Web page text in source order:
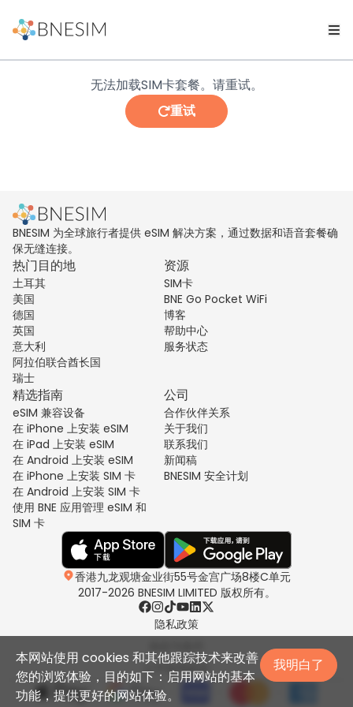
无法加载SIM卡套餐。请重试。
重试
BNESIM 为全球旅行者提供 eSIM 解决方案，通过数据和语音套餐确
保无缝连接。
热门目的地
土耳其
美国
德国
英国
意大利
阿拉伯联合酋长国
瑞士
资源
SIM卡
BNE Go Pocket WiFi
博客
帮助中心
服务状态
精选指南
eSIM 兼容设备
在 iPhone 上安装 eSIM
在 iPad 上安装 eSIM
在 Android 上安装 eSIM
在 iPhone 上安装 SIM 卡
在 Android 上安装 SIM 卡
使用 BNE 应用管理 eSIM 和
SIM 卡
公司
合作伙伴关系
关于我们
联系我们
新闻稿
BNESIM 安全计划
香港九龙观塘金业街55号金宫广场8楼C单元
2017-2026 BNESIM LIMITED 版权所有。
隐私政策
公平使用政策
本网站使用 cookies 和其他跟踪技术来改善
您的浏览体验，目的如下：启用网站的基本
功能，提供更好的网站体验。
我明白了